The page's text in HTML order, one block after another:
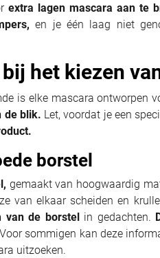
extra lagen mascara aan te
en je één laag niet
het kiezen
is elke mascara ontworpen
de blik. Let, voordat je een
borstel
gemaakt van hoogwaardig
van elkaar scheiden en
van de borstelin gedachten.
Voor sommigen kan deze
uitzoeken.